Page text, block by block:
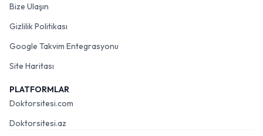
Bize Ulaşın
Gizlilik Politikası
Google Takvim Entegrasyonu
Site Haritası
PLATFORMLAR
Doktorsitesi.com
Doktorsitesi.az